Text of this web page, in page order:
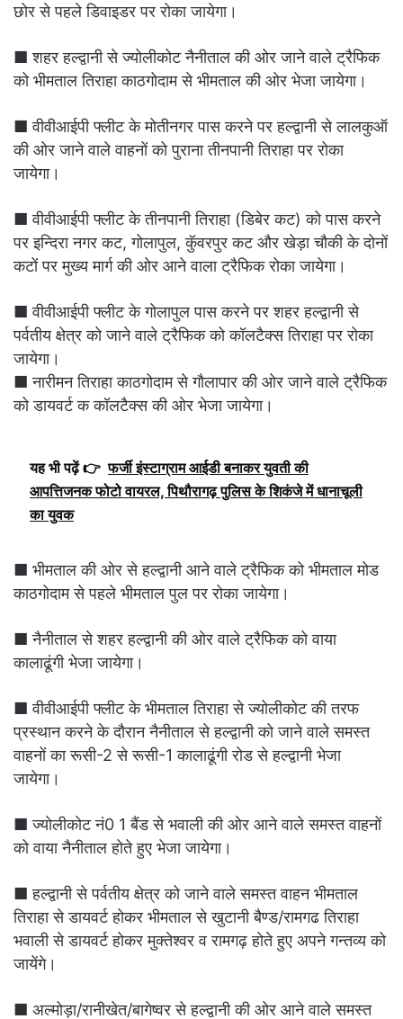
छोर से पहले डिवाइडर पर रोका जायेगा।
■ शहर हल्द्वानी से ज्योलीकोट नैनीताल की ओर जाने वाले ट्रैफिक
को भीमताल तिराहा काठगोदाम से भीमताल की ओर भेजा जायेगा।
■ वीवीआईपी फ्लीट के मोतीनगर पास करने पर हल्द्वानी से लालकुऑ
की ओर जाने वाले वाहनों को पुराना तीनपानी तिराहा पर रोका
जायेगा।
■ वीवीआईपी फ्लीट के तीनपानी तिराहा (डिबेर कट) को पास करने
पर इन्दिरा नगर कट, गोलापुल, कुॅवरपुर कट और खेड़ा चौकी के दोनों
कटों पर मुख्य मार्ग की ओर आने वाला ट्रैफिक रोका जायेगा।
■ वीवीआईपी फ्लीट के गोलापुल पास करने पर शहर हल्द्वानी से
पर्वतीय क्षेत्र को जाने वाले ट्रैफिक को कॉलटैक्स तिराहा पर रोका
जायेगा।
■ नारीमन तिराहा काठगोदाम से गौलापार की ओर जाने वाले ट्रैफिक
को डायवर्ट क कॉलटैक्स की ओर भेजा जायेगा।
यह भी पढ़ें 👉 फर्जी इंस्टाग्राम आईडी बनाकर युवती की
आपत्तिजनक फोटो वायरल, पिथौरागढ़ पुलिस के शिकंजे में धानाचूली
का युवक
■ भीमताल की ओर से हल्द्वानी आने वाले ट्रैफिक को भीमताल मोड
काठगोदाम से पहले भीमताल पुल पर रोका जायेगा।
■ नैनीताल से शहर हल्द्वानी की ओर वाले ट्रैफिक को वाया
कालाढूंगी भेजा जायेगा।
■ वीवीआईपी फ्लीट के भीमताल तिराहा से ज्योलीकोट की तरफ
प्रस्थान करने के दौरान नैनीताल से हल्द्वानी को जाने वाले समस्त
वाहनों का रूसी-2 से रूसी-1 कालाढूंगी रोड से हल्द्वानी भेजा
जायेगा।
■ ज्योलीकोट नं0 1 बैंड से भवाली की ओर आने वाले समस्त वाहनों
को वाया नैनीताल होते हुए भेजा जायेगा।
■ हल्द्वानी से पर्वतीय क्षेत्र को जाने वाले समस्त वाहन भीमताल
तिराहा से डायवर्ट होकर भीमताल से खुटानी बैण्ड/रामगढ तिराहा
भवाली से डायवर्ट होकर मुक्तेश्वर व रामगढ़ होते हुए अपने गन्तव्य को
जायेंगे।
■ अल्मोड़ा/रानीखेत/बागेष्वर से हल्द्वानी की ओर आने वाले समस्त